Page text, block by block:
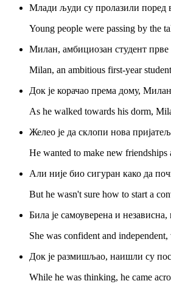
Млади људи су пролазили поред
Young people were passing by the
Милан, амбициозан студент прве
Milan, an ambitious first-year
Док је корачао према дому,
As he walked towards his dorm,
Желео је да склопи нова
He wanted to make new friendships
Али није био сигуран како да
But he wasn't sure how to start a
Била је самоуверена и
She was confident and
Док је размишљао, наишли су
While he was thinking, he came